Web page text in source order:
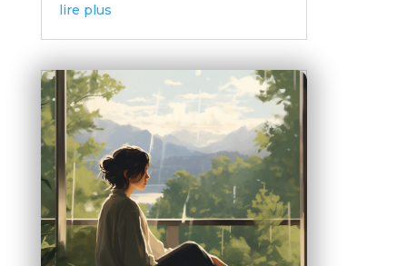
lire plus